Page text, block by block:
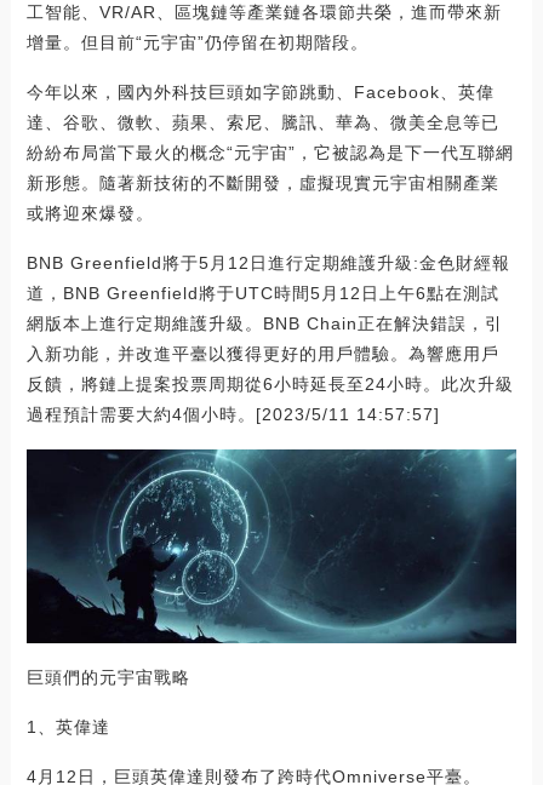
工智能、VR/AR、區塊鏈等產業鏈各環節共榮，進而帶來新
增量。但目前“元宇宙”仍停留在初期階段。
今年以來，國內外科技巨頭如字節跳動、Facebook、英偉
達、谷歌、微軟、蘋果、索尼、騰訊、華為、微美全息等已
紛紛布局當下最火的概念“元宇宙”，它被認為是下一代互聯網
新形態。隨著新技術的不斷開發，虛擬現實元宇宙相關產業
或將迎來爆發。
BNB Greenfield將于5月12日進行定期維護升級:金色財經報
道，BNB Greenfield將于UTC時間5月12日上午6點在測試
網版本上進行定期維護升級。BNB Chain正在解決錯誤，引
入新功能，并改進平臺以獲得更好的用戶體驗。為響應用戶
反饋，將鏈上提案投票周期從6小時延長至24小時。此次升級
過程預計需要大約4個小時。[2023/5/11 14:57:57]
巨頭們的元宇宙戰略
1、英偉達
4月12日，巨頭英偉達則發布了跨時代Omniverse平臺。